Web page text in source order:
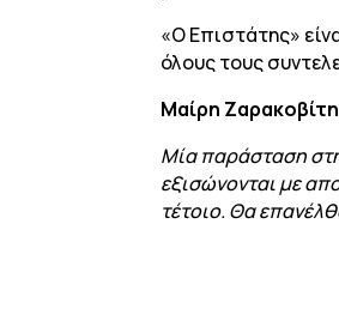
«Ο Επιστάτης»
όλους τους
Μαίρη Ζαρακοβίτη
Μία παράσταση
εξισώνονται με
τέτοιο. Θα